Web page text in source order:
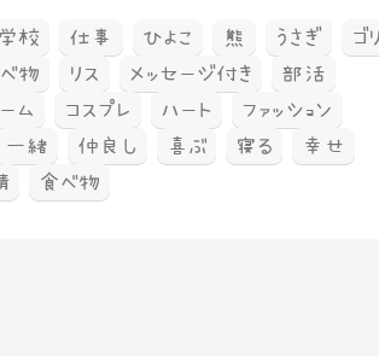
学校 仕事 ひよこ 熊 うさぎ
ゴ
物 リス メッセージ付き
部活
ム コスプレ ハート
ファッション
一緒 仲良し 喜ぶ 寝る
幸せ
食べ物